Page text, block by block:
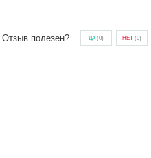
Отзыв полезен? ДА(0) НЕТ (0)